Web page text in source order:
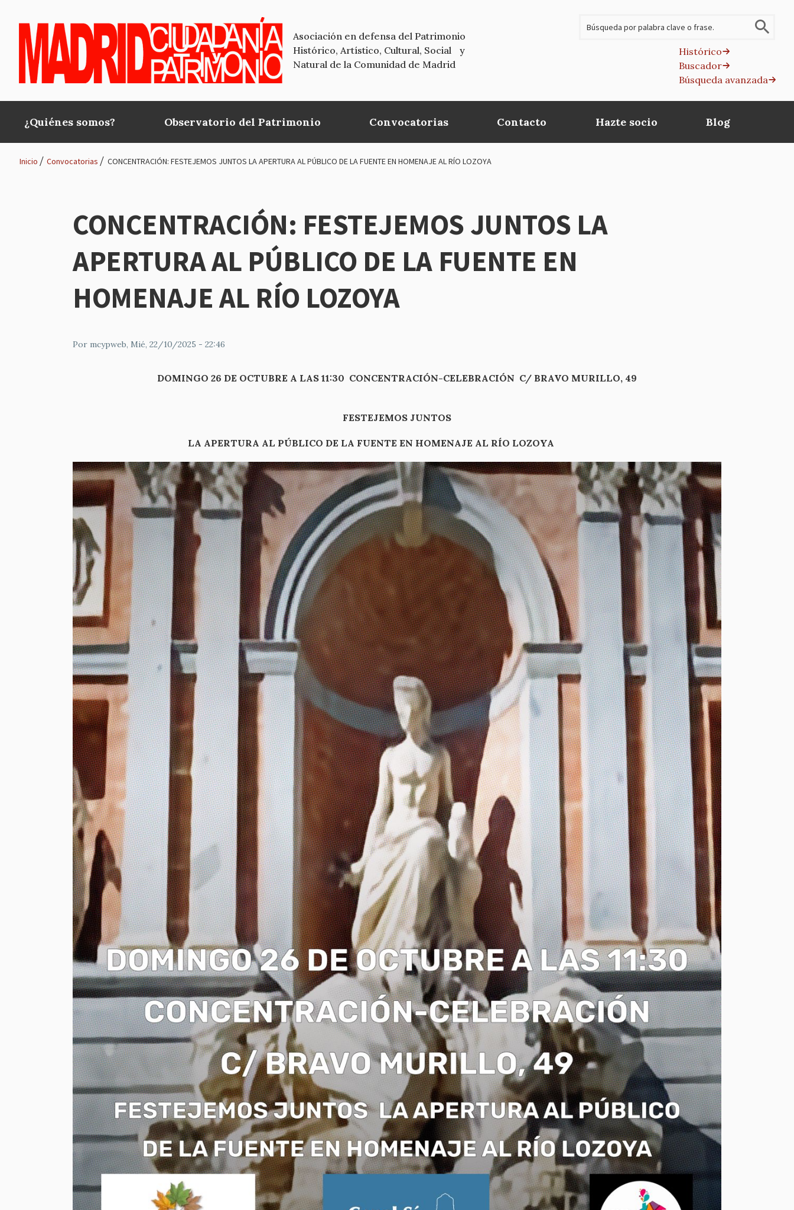
Asociación en defensa del Patrimonio
Histórico, Artístico, Cultural, Social y
Natural de la Comunidad de Madrid
Histórico
Buscador
Búsqueda avanzada
Main
navigation
¿Quiénes somos? Observatorio del Patrimonio Convocatorias Contacto Hazte socio Blog
Inicio Convocatorias CONCENTRACIÓN: FESTEJEMOS JUNTOS LA APERTURA AL PÚBLICO DE LA FUENTE EN HOMENAJE AL RÍO LOZOYA
CONCENTRACIÓN: FESTEJEMOS JUNTOS LA
APERTURA AL PÚBLICO DE LA FUENTE EN
HOMENAJE AL RÍO LOZOYA
Por mcypweb, Mié, 22/10/2025 - 22:46
DOMINGO 26 DE OCTUBRE A LAS 11:30 CONCENTRACIÓN-CELEBRACIÓN C/ BRAVO MURILLO, 49
FESTEJEMOS JUNTOS
LA APERTURA AL PÚBLICO DE LA FUENTE EN HOMENAJE AL RÍO LOZOYA